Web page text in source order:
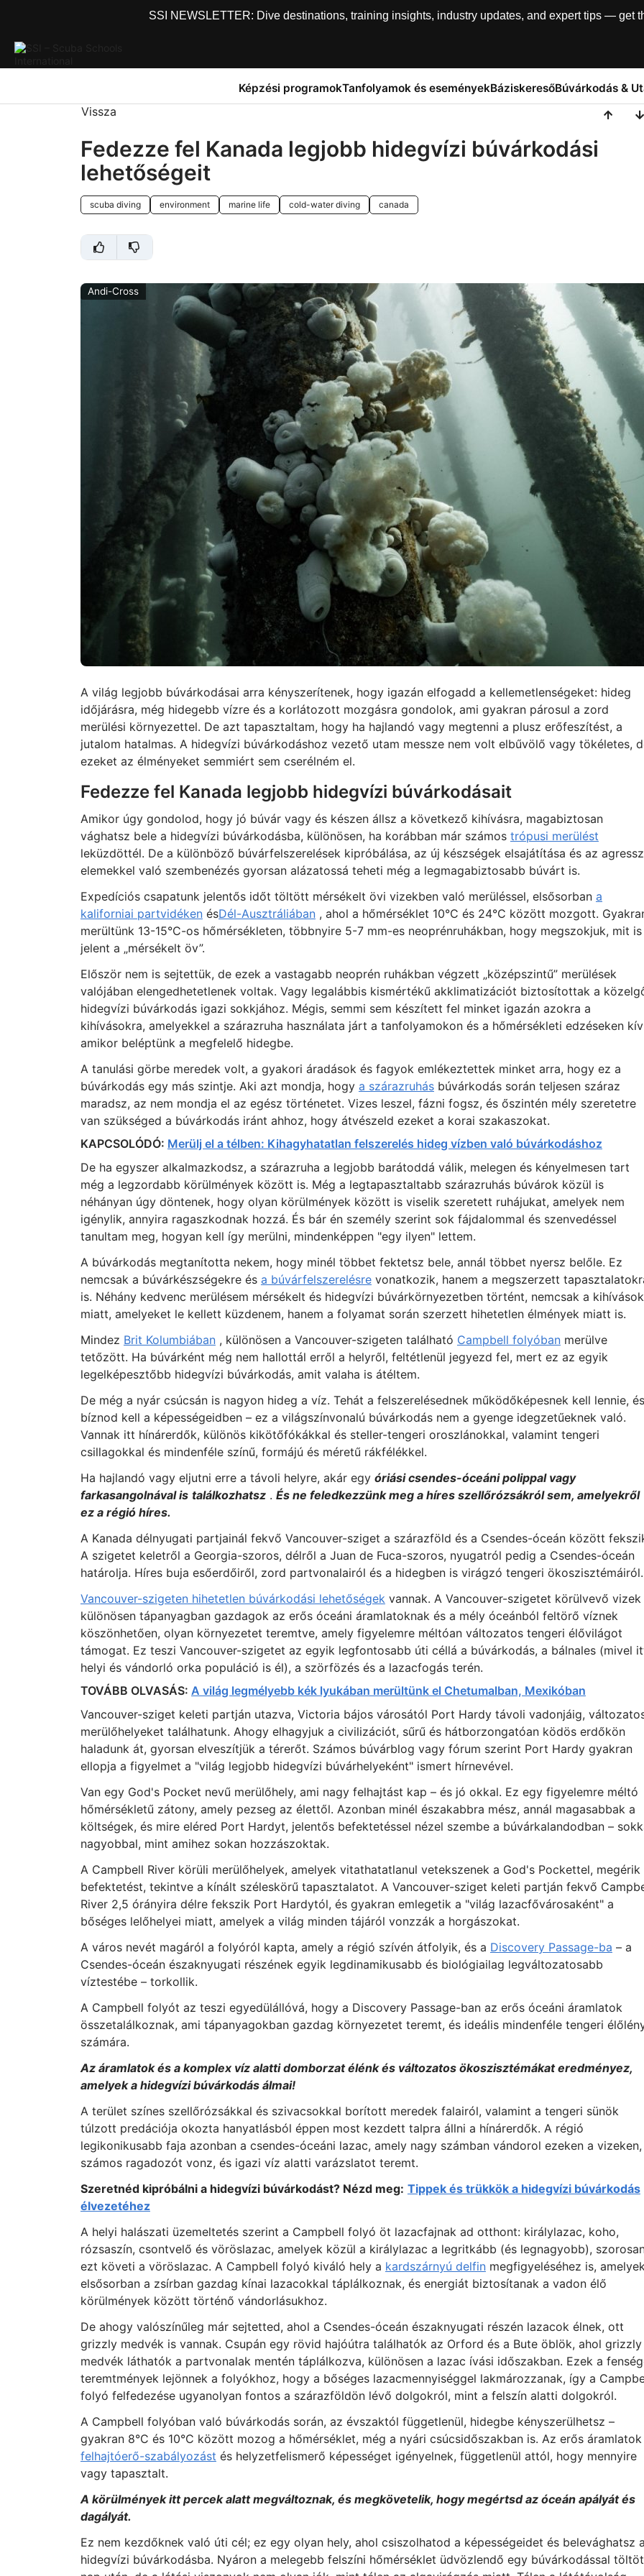
SSI NEWSLETTER: Dive destinations, training insights, industry updates, and expert tips — get
Képzési programokTanfolyamok és eseményekBáziskeresőBúvárkodás &
Vissza
Fedezze fel Kanada legjobb hidegvízi búvárkodási
lehetőségeit
scuba diving environment marine life cold-water diving canada
Andi-Cross
A világ legjobb búvárkodásai arra kényszerítenek, hogy igazán elfogadd a kellemetlenségeket: hideg
időjárásra, még hidegebb vízre és a korlátozott mozgásra gondolok, ami gyakran párosul a zord
merülési környezettel. De azt tapasztaltam, hogy ha hajlandó vagy megtenni a plusz erőfeszítést, a
jutalom hatalmas. A hidegvízi búvárkodáshoz vezető utam messze nem volt elbűvölő vagy tökéletes,
ezeket az élményeket semmiért sem cserélném el.
Fedezze fel Kanada legjobb hidegvízi búvárkodásait
Amikor úgy gondolod, hogy jó búvár vagy és készen állsz a következő kihívásra, magabiztosan
vághatsz bele a hidegvízi búvárkodásba, különösen, ha korábban már számos trópusi merülést
leküzdöttél. De a különböző búvárfelszerelések kipróbálása, az új készségek elsajátítása és az
elemekkel való szembenézés gyorsan alázatossá teheti még a legmagabiztosabb búvárt is.
Expedíciós csapatunk jelentős időt töltött mérsékelt övi vizekben való merüléssel, elsősorban a
kaliforniai partvidékenésDél-Ausztráliában, ahol a hőmérséklet 10°C és 24°C között mozgott.
merültünk 13-15°C-os hőmérsékleten, többnyire 5-7 mm-es neoprénruhákban, hogy megszokjuk, mit is
jelent a „mérsékelt öv”.
Először nem is sejtettük, de ezek a vastagabb neoprén ruhákban végzett „középszintű” merülések
valójában elengedhetetlenek voltak. Vagy legalábbis kismértékű akklimatizációt biztosítottak a
hidegvízi búvárkodás igazi sokkjához. Mégis, semmi sem készített fel minket igazán azokra a
kihívásokra, amelyekkel a szárazruha használata járt a tanfolyamokon és a hőmérsékleti edzéseken
amikor beléptünk a megfelelő hidegbe.
A tanulási görbe meredek volt, a gyakori áradások és fagyok emlékeztettek minket arra, hogy ez a
búvárkodás egy más szintje. Aki azt mondja, hogy a szárazruhásbúvárkodás során teljesen száraz
maradsz, az nem mondja el az egész történetet. Vizes leszel, fázni fogsz, és őszintén mély szeretetre
van szükséged a búvárkodás iránt ahhoz, hogy átvészeld ezeket a korai szakaszokat.
KAPCSOLÓDÓ: Merülj el a télben: Kihagyhatatlan felszerelés hideg vízben való búvárkodáshoz
De ha egyszer alkalmazkodsz, a szárazruha a legjobb barátoddá válik, melegen és kényelmesen tart
még a legzordabb körülmények között is. Még a legtapasztaltabb szárazruhás búvárok közül is
néhányan úgy döntenek, hogy olyan körülmények között is viselik szeretett ruhájukat, amelyek nem
igénylik, annyira ragaszkodnak hozzá. És bár én személy szerint sok fájdalommal és szenvedéssel
tanultam meg, hogyan kell így merülni, mindenképpen "egy ilyen" lettem.
A búvárkodás megtanította nekem, hogy minél többet fektetsz bele, annál többet nyersz belőle. Ez
nemcsak a búvárkészségekre és a búvárfelszerelésrevonatkozik, hanem a megszerzett
is. Néhány kedvenc merülésem mérsékelt és hidegvízi búvárkörnyezetben történt, nemcsak a kihívások
miatt, amelyeket le kellett küzdenem, hanem a folyamat során szerzett hihetetlen élmények miatt is.
Mindez Brit Kolumbiában, különösen a Vancouver-szigeten található Campbell folyóbanmerülve
tetőzött. Ha búvárként még nem hallottál erről a helyről, feltétlenül jegyezd fel, mert ez az egyik
legelképesztőbb hidegvízi búvárkodás, amit valaha is átéltem.
De még a nyár csúcsán is nagyon hideg a víz. Tehát a felszerelésednek működőképesnek kell lennie, és
bíznod kell a képességeidben – ez a világszínvonalú búvárkodás nem a gyenge idegzetűeknek való.
Vannak itt hínárerdők, különös kikötőfókákkal és steller-tengeri oroszlánokkal, valamint tengeri
csillagokkal és mindenféle színű, formájú és méretű rákfélékkel.
Ha hajlandó vagy eljutni erre a távoli helyre, akár egy óriási csendes-óceáni polippal vagy
farkasangolnával is találkozhatsz. És ne feledkezzünk meg a híres szellőrózsákról sem, amelyekről
ez a régió híres.
A Kanada délnyugati partjainál fekvő Vancouver-sziget a szárazföld és a Csendes-óceán között
A szigetet keletről a Georgia-szoros, délről a Juan de Fuca-szoros, nyugatról pedig a Csendes-óceán
határolja. Híres buja esőerdőiről, zord partvonalairól és a hidegben is virágzó tengeri ökoszisztémáiról.
Vancouver-szigeten hihetetlen búvárkodási lehetőségekvannak. A Vancouver-szigetet körülvevő vizek
különösen tápanyagban gazdagok az erős óceáni áramlatoknak és a mély óceánból feltörő víznek
köszönhetően, olyan környezetet teremtve, amely figyelemre méltóan változatos tengeri élővilágot
támogat. Ez teszi Vancouver-szigetet az egyik legfontosabb úti céllá a búvárkodás, a bálnales (mivel
helyi és vándorló orka populáció is él), a szörfözés és a lazacfogás terén.
TOVÁBB OLVASÁS: A világ legmélyebb kék lyukában merültünk el Chetumalban, Mexikóban
Vancouver-sziget keleti partján utazva, Victoria bájos városától Port Hardy távoli vadonjáig,
merülőhelyeket találhatunk. Ahogy elhagyjuk a civilizációt, sűrű és hátborzongatóan ködös erdőkön
haladunk át, gyorsan elveszítjük a térerőt. Számos búvárblog vagy fórum szerint Port Hardy gyakran
ellopja a figyelmet a "világ legjobb hidegvízi búvárhelyeként" ismert hírnevével.
Van egy God's Pocket nevű merülőhely, ami nagy felhajtást kap – és jó okkal. Ez egy figyelemre méltó
hőmérsékletű zátony, amely pezseg az élettől. Azonban minél északabbra mész, annál magasabbak a
költségek, és mire eléred Port Hardyt, jelentős befektetéssel nézel szembe a búvárkalandodban –
nagyobbal, mint amihez sokan hozzászoktak.
A Campbell River körüli merülőhelyek, amelyek vitathatatlanul vetekszenek a God's Pockettel, megérik
befektetést, tekintve a kínált széleskörű tapasztalatot. A Vancouver-sziget keleti partján fekvő
River 2,5 órányira délre fekszik Port Hardytól, és gyakran emlegetik a "világ lazacfővárosaként" a
bőséges lelőhelyei miatt, amelyek a világ minden tájáról vonzzák a horgászokat.
A város nevét magáról a folyóról kapta, amely a régió szívén átfolyik, és a Discovery Passage-ba – a
Csendes-óceán északnyugati részének egyik legdinamikusabb és biológiailag legváltozatosabb
víztestébe – torkollik.
A Campbell folyót az teszi egyedülállóvá, hogy a Discovery Passage-ban az erős óceáni áramlatok
összetalálkoznak, ami tápanyagokban gazdag környezetet teremt, és ideális mindenféle tengeri
számára.
Az áramlatok és a komplex víz alatti domborzat élénk és változatos ökoszisztémákat eredményez,
amelyek a hidegvízi búvárkodás álmai!
A terület színes szellőrózsákkal és szivacsokkal borított meredek falairól, valamint a tengeri sünök
túlzott predációja okozta hanyatlásból éppen most kezdett talpra állni a hínárerdők. A régió
legikonikusabb faja azonban a csendes-óceáni lazac, amely nagy számban vándorol ezeken a vizeken,
számos ragadozót vonz, és igazi víz alatti varázslatot teremt.
Szeretnéd kipróbálni a hidegvízi búvárkodást? Nézd meg: Tippek és trükkök a hidegvízi búvárkodás
élvezetéhez
A helyi halászati ​​üzemeltetés szerint a Campbell folyó öt lazacfajnak ad otthont: királylazac, koho,
rózsaszín, csontvelő és vöröslazac, amelyek közül a királylazac a legritkább (és legnagyobb),
ezt követi a vöröslazac. A Campbell folyó kiváló hely a kardszárnyú delfinmegfigyeléséhez is,
elsősorban a zsírban gazdag kínai lazacokkal táplálkoznak, és energiát biztosítanak a vadon élő
körülmények között történő vándorlásukhoz.
De ahogy valószínűleg már sejtetted, ahol a Csendes-óceán északnyugati részén lazacok élnek, ott
grizzly medvék is vannak. Csupán egy rövid hajóútra találhatók az Orford és a Bute öblök, ahol grizzly
medvék láthatók a partvonalak mentén táplálkozva, különösen a lazac ívási időszakban. Ezek a
teremtmények lejönnek a folyókhoz, hogy a bőséges lazacmennyiséggel lakmározzanak, így a
folyó felfedezése ugyanolyan fontos a szárazföldön lévő dolgokról, mint a felszín alatti dolgokról.
A Campbell folyóban való búvárkodás során, az évszaktól függetlenül, hidegbe kényszerülhetsz –
gyakran 8°C és 10°C között mozog a hőmérséklet, még a nyári csúcsidőszakban is. Az erős
felhajtóerő-szabályozást és helyzetfelismerő képességet igényelnek, függetlenül attól, hogy mennyire
vagy tapasztalt.
A körülmények itt percek alatt megváltoznak, és megkövetelik, hogy megértsd az óceán apályát és
dagályát.
Ez nem kezdőknek való úti cél; ez egy olyan hely, ahol csiszolhatod a képességeidet és belevághatsz
hidegvízi búvárkodásba. Nyáron a melegebb felszíni hőmérséklet üdvözlendő egy búvárkodással